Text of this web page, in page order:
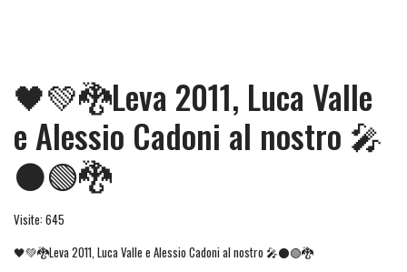
🖤💚🐉Leva 2011, Luca Valle
e Alessio Cadoni al nostro 🎤
⚫🟢🐉
Visite: 645
🖤💚🐉Leva 2011, Luca Valle e Alessio Cadoni al nostro 🎤⚫🟢🐉